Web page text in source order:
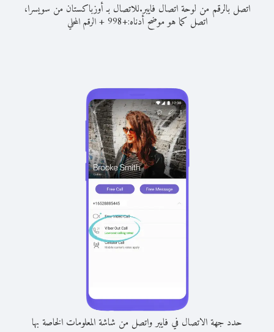
اتصل بالرقم من لوحة اتصال فايبر.للاتصال بـ أوزباكستان من سويسرا،
اتصل كما هو موضح أدناه:+
998
+الرقم المحلي
حدد جهة الاتصال في فايبر واتصل من شاشة المعلومات الخاصة بها